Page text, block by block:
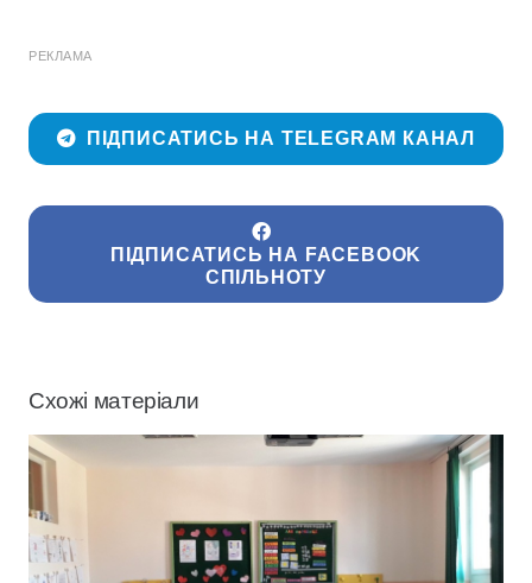
РЕКЛАМА
ПІДПИСАТИСЬ НА TELEGRAM КАНАЛ
ПІДПИСАТИСЬ НА FACEBOOK
СПІЛЬНОТУ
Схожі матеріали